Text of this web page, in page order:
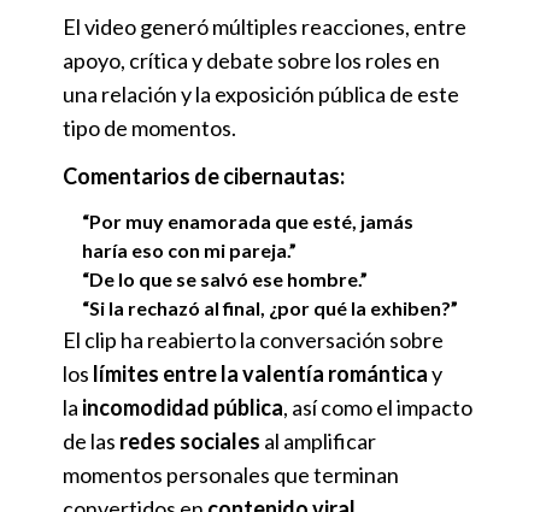
El video generó múltiples reacciones, entre
apoyo, crítica y debate sobre los roles en
una relación y la exposición pública de este
tipo de momentos.
Comentarios de cibernautas:
“Por muy enamorada que esté, jamás
haría eso con mi pareja.”
“De lo que se salvó ese hombre.”
“Si la rechazó al final, ¿por qué la exhiben?”
El clip ha reabierto la conversación sobre
los límites entre la valentía románticay
la incomodidad pública, así como el impacto
de las redes sociales al amplificar
momentos personales que terminan